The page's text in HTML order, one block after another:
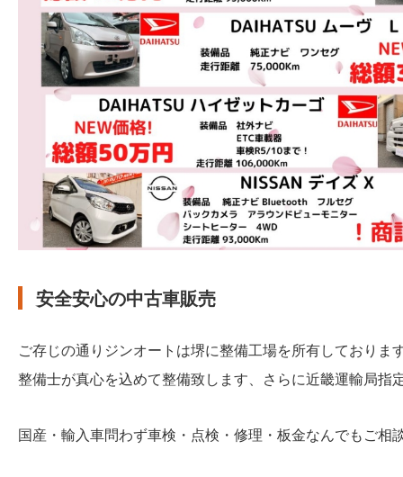
安全安心の中古車販売
ご存じの通りジンオートは堺に整備工場を所有しており
整備士が真心を込めて整備致します、さらに近畿運輸局指
国産・輸入車問わず車検・点検・修理・板金なんでもご